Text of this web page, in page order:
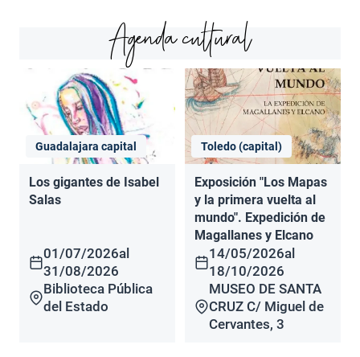
Agenda cultural
Guadalajara capital
Los gigantes de Isabel
Salas
01/07/2026al
31/08/2026
Biblioteca Pública
del Estado
Toledo (capital)
Exposición "Los Mapas
y la primera vuelta al
mundo". Expedición de
Magallanes y Elcano
14/05/2026al
18/10/2026
MUSEO DE SANTA
CRUZ C/ Miguel de
Cervantes, 3